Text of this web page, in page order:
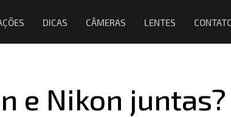
DICAS CÂMERAS LENTES
e Nikon juntas?